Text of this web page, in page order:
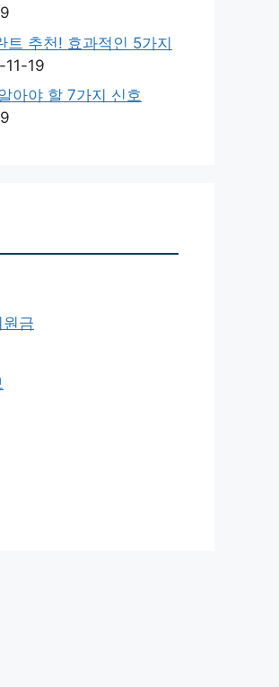
트 추천! 효과적인 5가지
19
아야 할 7가지 신호
원금